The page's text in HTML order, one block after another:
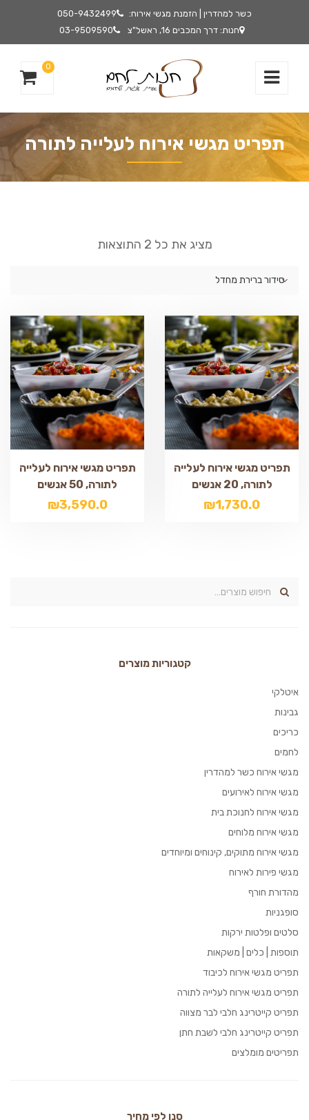
כשר למהדרין | הזמנת מגשי אירוח:
050-9432499
חנות: דרך המכבים 16, ראשל"צ
03-9509590
0
תפריט מגשי אירוח לעלייה לתורה
מציג את כל 2 התוצאות
סידור ברירת מחדל
תפריט מגשי אירוח לעלייה
לתורה, 20 אנשים
₪1,730.0
תפריט מגשי אירוח לעלייה
לתורה, 50 אנשים
₪3,590.0
קטגוריות מוצרים
איטלקי
גבינות
כריכים
לחמים
מגשי אירוח כשר למהדרין
מגשי אירוח לאירועים
מגשי אירוח לחנוכת בית
מגשי אירוח מלוחים
מגשי אירוח מתוקים, קינוחים ומיוחדים
מגשי פירות לאירוח
מהדורת חורף
סופגניות
סלטים ופלטות ירקות
תוספות | כלים | משקאות
תפריט מגשי אירוח לכיבוד
תפריט מגשי אירוח לעלייה לתורה
תפריט קייטרינג חלבי לבר מצווה
תפריט קייטרינג חלבי לשבת חתן
תפריטים מומלצים
סנן לפי מחיר